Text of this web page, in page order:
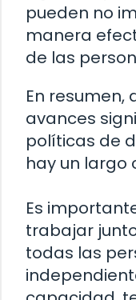
pueden no
manera
de las
En
avances
políticas de
hay un largo
Es
trabajar
todas las